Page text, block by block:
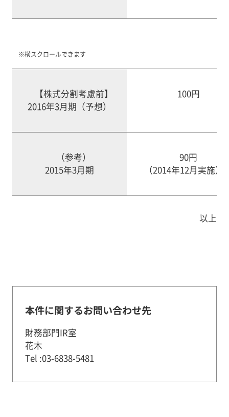
※横スクロールできます
【株式分割考慮前】
2016年3月期（予想）
100円
（参考）
2015年3月期
90円
（2014年12月実施）
以上
本件に関するお問い合わせ先
財務部門IR室
花木
Tel :03-6838-5481